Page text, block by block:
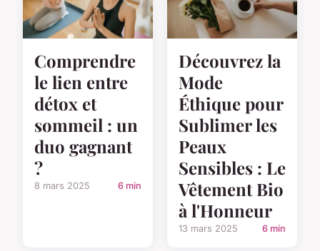
Comprendre
le lien entre
détox et
sommeil : un
duo gagnant
?
8 mars 2025 6 min
Découvrez la
Mode
Éthique pour
Sublimer les
Peaux
Sensibles : Le
Vêtement Bio
à l'Honneur
13 mars 2025 6 min